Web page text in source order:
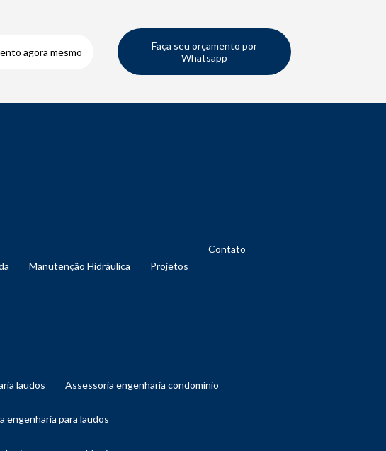
agora mesmo
Faça seu orçamento por
Whatsapp
Manutenção Hidráulica Projetos
Contato
laudos assessoria engenharia condomínio
engenharia para laudos